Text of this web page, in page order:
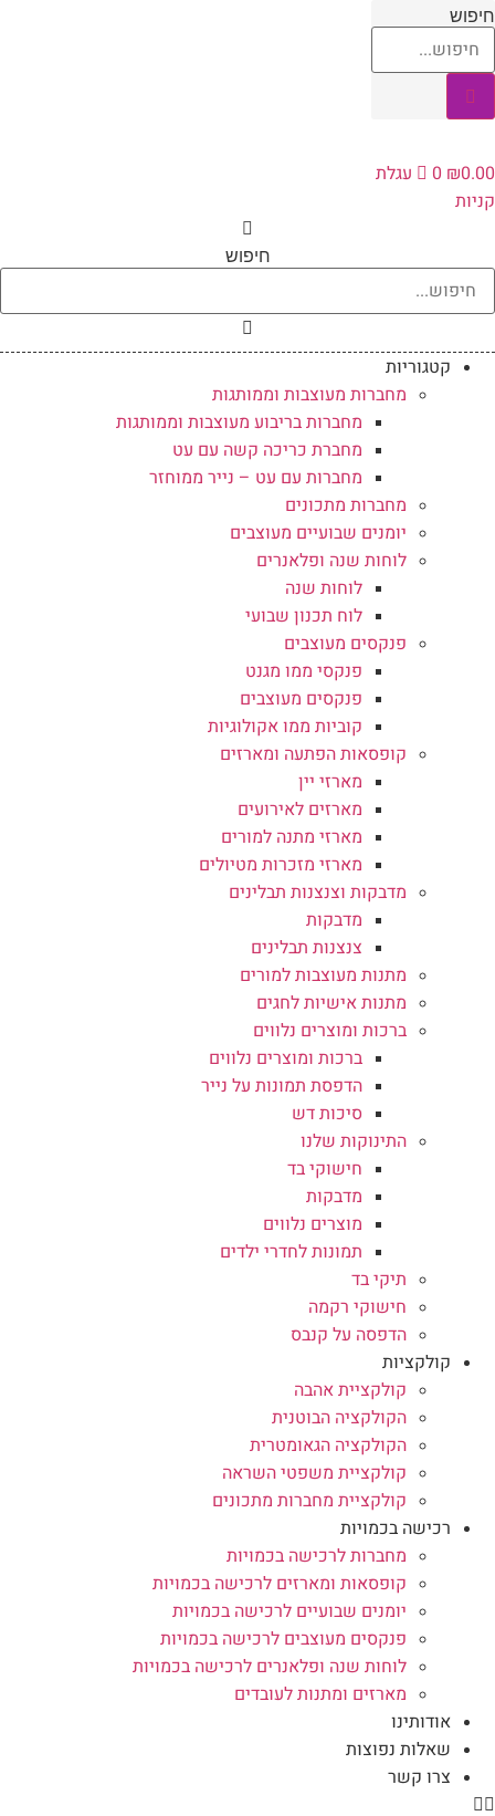
₪
0
עגלת
חיפוש
קטגוריות
מחברות מעוצבות וממותגות
מחברות בריבוע מעוצבות וממותגות
מחברת כריכה קשה עם עט
מחברות עם עט – נייר ממוחזר
מחברות מתכונים
יומנים שבועיים מעוצבים
לוחות שנה ופלאנרים
לוחות שנה
לוח תכנון שבועי
פנקסים מעוצבים
פנקסי ממו מגנט
פנקסים מעוצבים
קוביות ממו אקולוגיות
קופסאות הפתעה ומארזים
מארזי יין
מארזים לאירועים
מארזי מתנה למורים
מארזי מזכרות מטיולים
מדבקות וצנצנות תבלינים
מדבקות
צנצנות תבלינים
מתנות מעוצבות למורים
מתנות אישיות לחגים
ברכות ומוצרים נלווים
ברכות ומוצרים נלווים
הדפסת תמונות על נייר
סיכות דש
התינוקות שלנו
חישוקי בד
מדבקות
מוצרים נלווים
תמונות לחדרי ילדים
תיקי בד
חישוקי רקמה
הדפסה על קנבס
קולקציות
קולקציית אהבה
הקולקציה הבוטנית
הקולקציה הגאומטרית
קולקציית משפטי השראה
קולקציית מחברות מתכונים
רכישה בכמויות
מחברות לרכישה בכמויות
קופסאות ומארזים לרכישה בכמויות
יומנים שבועיים לרכישה בכמויות
פנקסים מעוצבים לרכישה בכמויות
לוחות שנה ופלאנרים לרכישה בכמויות
מארזים ומתנות לעובדים
אודותינו
שאלות נפוצות
צרו קשר